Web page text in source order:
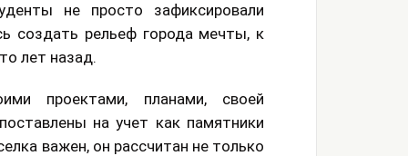
не просто зафиксировали
создать рельеф города мечты, к
лет назад.
проектами, планами, своей
на учет как памятники
важен, он рассчитан не только